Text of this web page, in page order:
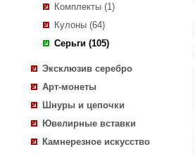
Комплекты (1)
Кулоны (64)
Серьги (105)
Эксклюзив серебро
Арт-монеты
Шнуры и цепочки
Ювелирные вставки
Камнерезное искусство